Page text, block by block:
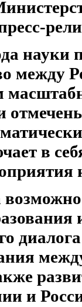
науки
между
в
и